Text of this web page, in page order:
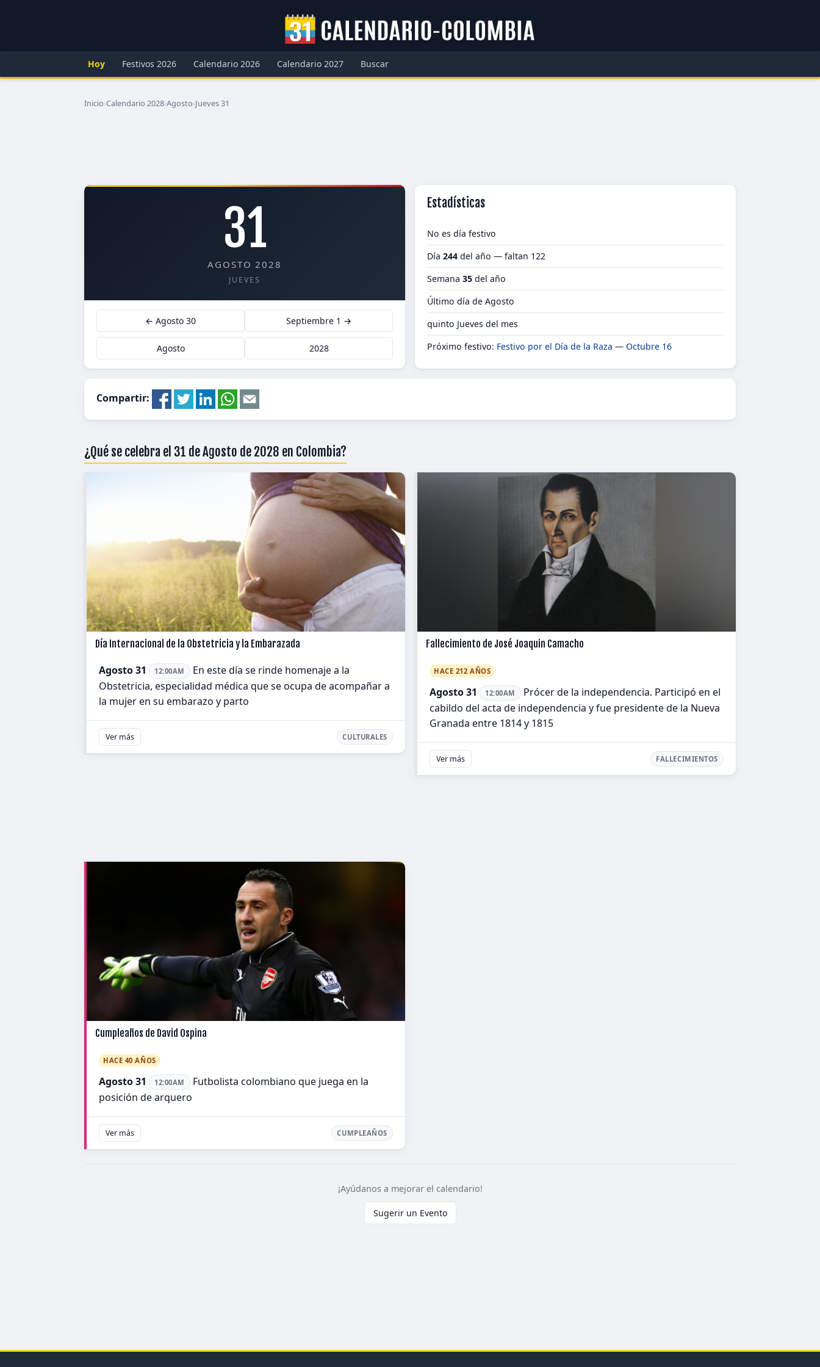
Hoy Festivos 2026 Calendario 2026 Calendario 2027 Buscar
Inicio›Calendario 2028›Agosto›Jueves 31
31
AGOSTO 2028
JUEVES
← Agosto 30 Septiembre 1 →
Agosto 2028
Estadísticas
No es día festivo
Día 244 del año — faltan 122
Semana 35 del año
Último día de Agosto
quinto Jueves del mes
Próximo festivo: Festivo por el Día de la Raza — Octubre 16
Compartir:
¿Qué se celebra el 31 de Agosto de 2028 en Colombia?
Día Internacional de la Obstetricia y la Embarazada
Agosto 31 12:00AM
En este día se rinde homenaje a la
Obstetricia, especialidad médica que se ocupa de acompañar a
la mujer en su embarazo y parto
Ver más CULTURALES
Fallecimiento de José Joaquin Camacho
HACE 212 AÑOS
Agosto 31 12:00AM
Prócer de la independencia. Participó en el
cabildo del acta de independencia y fue presidente de la Nueva
Granada entre 1814 y 1815
Ver más FALLECIMIENTOS
Cumpleaños de David Ospina
HACE 40 AÑOS
Agosto 31 12:00AM
Futbolista colombiano que juega en la
posición de arquero
Ver más CUMPLEAÑOS
¡Ayúdanos a mejorar el calendario!
Sugerir un Evento